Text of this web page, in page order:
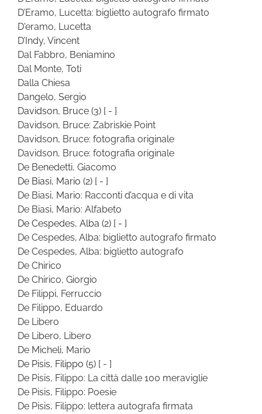
D’Eramo, Lucetta: biglietto autografo firmato
D'eramo, Lucetta
D’Indy, Vincent
Dal Fabbro, Beniamino
Dal Monte, Toti
Dalla Chiesa
Dangelo, Sergio
Davidson, Bruce (3) [ - ]
Davidson, Bruce: Zabriskie Point
Davidson, Bruce: fotografia originale
Davidson, Bruce: fotografia originale
De Benedetti, Giacomo
De Biasi, Mario (2) [ - ]
De Biasi, Mario: Racconti d’acqua e di vita
De Biasi, Mario: Alfabeto
De Cespedes, Alba (2) [ - ]
De Cespedes, Alba: biglietto autografo firmato
De Cespedes, Alba: biglietto autografo
De Chirico
De Chirico, Giorgio
De Filippi, Ferruccio
De Filippo, Eduardo
De Libero
De Libero, Libero
De Micheli, Mario
De Pisis, Filippo (5) [ - ]
De Pisis, Filippo: La città dalle 100 meraviglie
De Pisis, Filippo: Poesie
De Pisis, Filippo: lettera autografa firmata